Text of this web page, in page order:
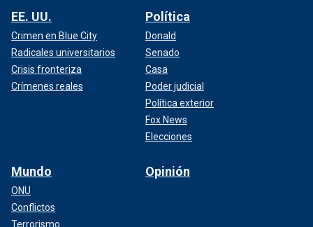
EE. UU.
Crimen en Blue City
Radicales universitarios
Crisis fronteriza
Crímenes reales
Política
Donald
Senado
Casa
Poder judicial
Política exterior
Fox News
Elecciones
Mundo
ONU
Conflictos
Terrorismo
Opinión